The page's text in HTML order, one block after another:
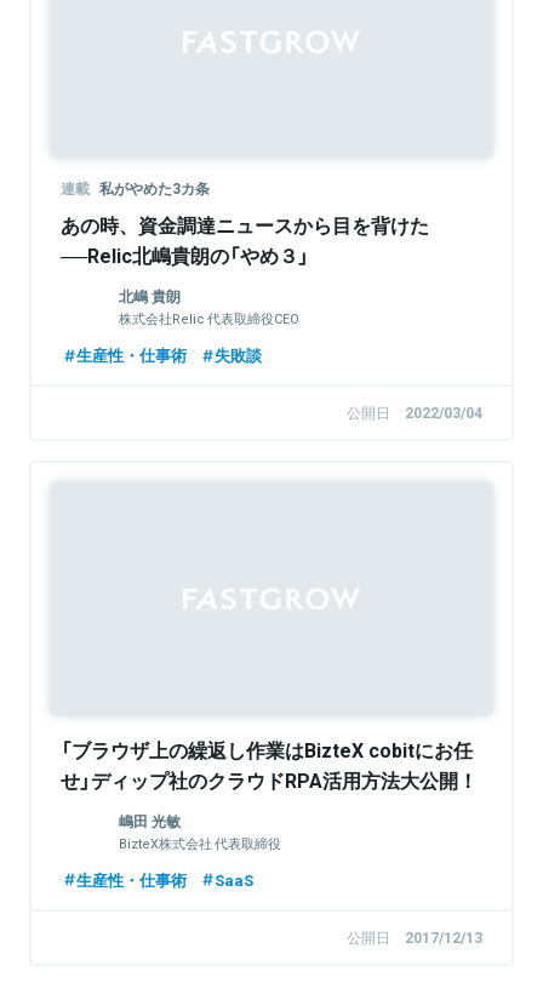
連載 私がやめた3カ条
あの時、資金調達ニュースから目を背けた
──Relic北嶋貴朗の「やめ３」
北嶋 貴朗
株式会社Relic 代表取締役CEO
生産性・仕事術 失敗談
公開日 2022/03/04
「ブラウザ上の繰返し作業はBizteX cobitにお任
せ」ディップ社のクラウドRPA活用方法大公開！
嶋田 光敏
BizteX株式会社 代表取締役
生産性・仕事術 SaaS
公開日 2017/12/13